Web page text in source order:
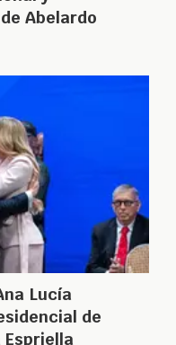
Abelardo
Lucía
de
Espriella